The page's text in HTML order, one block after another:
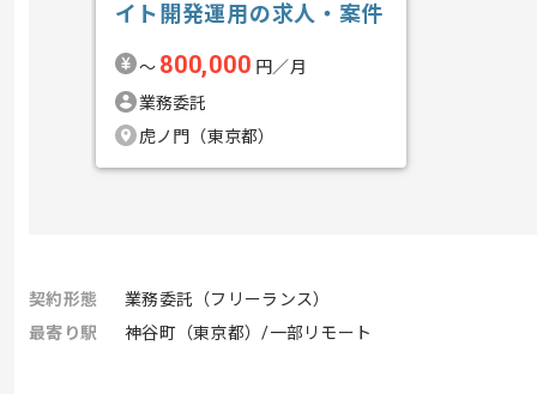
イト開発運用の求人・案件
〜 800,000 円／月
業務委託
虎ノ門（東京都）
契約形態
業務委託（フリーランス）
最寄り駅
神谷町（東京都）/一部リモート